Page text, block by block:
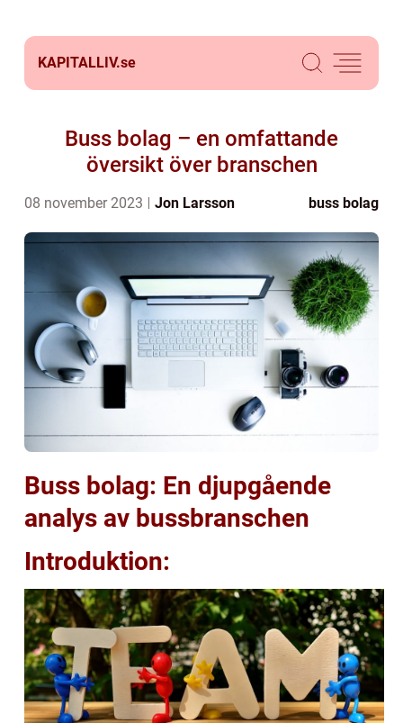
KAPITALLIV.se
Buss bolag – en omfattande
översikt över branschen
08 november 2023 Jon Larsson buss bolag
Buss bolag: En djupgående
analys av bussbranschen
Introduktion: